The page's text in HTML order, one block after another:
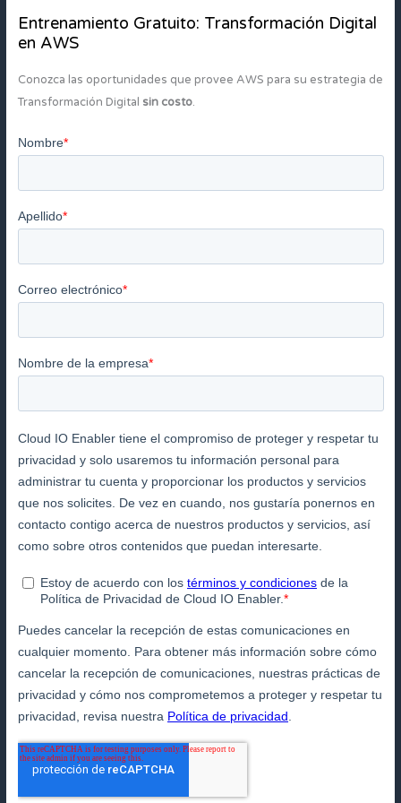
Entrenamiento Gratuito: Transformación Digital
en AWS
Conozca las oportunidades que provee AWS para su estrategia de
Transformación Digital sin costo.